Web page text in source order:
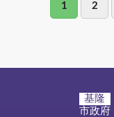
1 2
基隆
市政府